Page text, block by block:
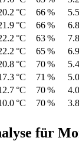
°C 66 %
°C 66 %
°C 63 %
°C 65 %
°C 70 %
°C 71 %
°C 70 %
°C 70 %
für